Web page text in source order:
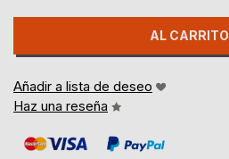
AL CARRITO
Añadir a lista de deseo
Haz una reseña